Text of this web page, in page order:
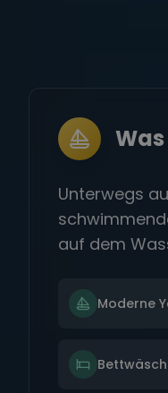
Unterwegs
auf dem
Moderne